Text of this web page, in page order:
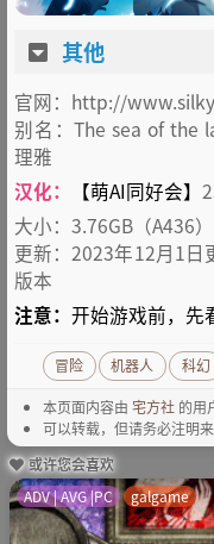
其他
官网：http://
别名：The sea of the
理雅
汉化：
【萌AI同好会】
大小：3.76GB（A436）
更新：2023年12月1日
版本
注意： 开始游戏前，先
冒险 机器人 科幻
本页面内容由 宅方社 的用
可以转载，但请务必注明来
或许您会喜欢
ADV | AVG |PC galgame